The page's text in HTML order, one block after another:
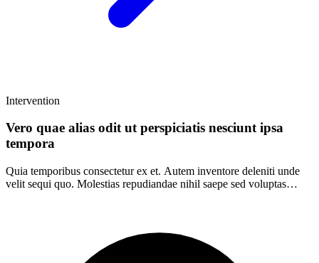
Intervention
Vero quae alias odit ut perspiciatis nesciunt ipsa
tempora
Quia temporibus consectetur ex et. Autem inventore deleniti unde
velit sequi quo. Molestias repudiandae nihil saepe sed voluptas